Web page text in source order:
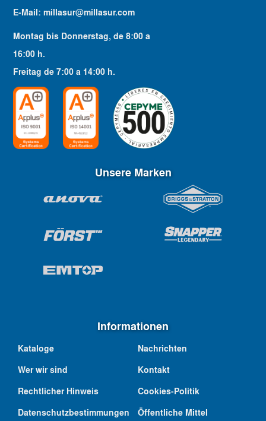
E-Mail:millasur@millasur.com
Montag bis Donnerstag, de8:00 a
16:00 h.
Freitag de7:00 a 14:00 h.
Unsere Marken
Informationen
Kataloge
Nachrichten
Wer wir sind
Kontakt
Rechtlicher Hinweis
Cookies-Politik
Datenschutzbestimmungen
Öffentliche Mittel